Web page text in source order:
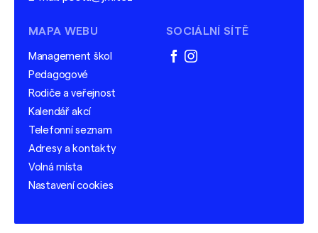
MAPA WEBU
Management škol
Pedagogové
Rodiče a veřejnost
Kalendář akcí
Telefonní seznam
Adresy a kontakty
Volná místa
Nastavení cookies
SOCIÁLNÍ SÍTĚ
facebook
instagram